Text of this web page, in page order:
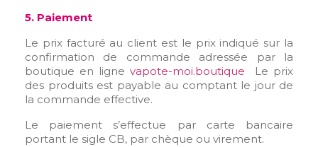
5. Paiement
Le prix facturé au client est le prix indiqué sur la
confirmation de commande adressée par la
boutique en ligne vapote-moi.boutique Le prix
des produits est payable au comptant le jour de
la commande effective.
Le paiement s’effectue par carte bancaire
portant le sigle CB, par chèque ou virement.